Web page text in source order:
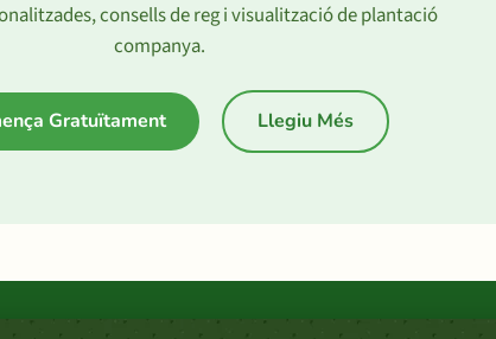
consells de reg i visualització de plantació
companya.
Gratuïtament Llegiu Més